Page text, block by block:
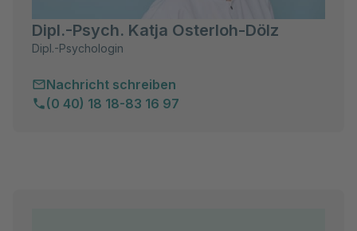
Dipl.-Psych. Katja Osterloh-Dölz
Dipl.-Psychologin
Nachricht schreiben
(0 40) 18 18-83 16 97